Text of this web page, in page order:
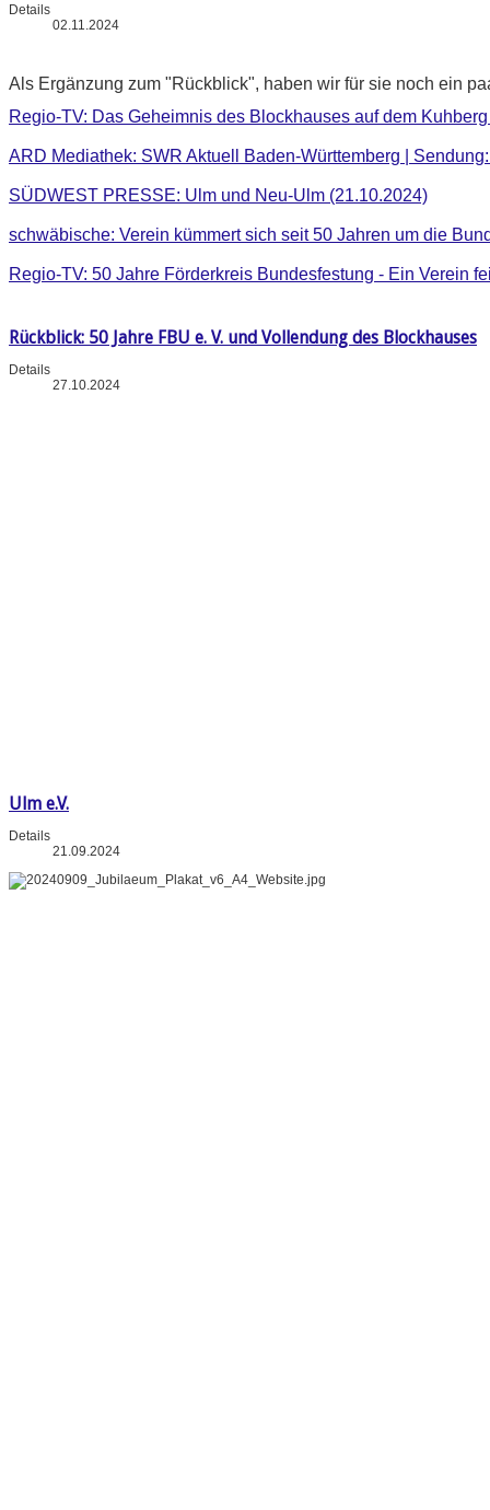
Details
02.11.2024
Als Ergänzung zum "Rückblick", haben wir für sie noch ein
Regio-TV: Das Geheimnis des Blockhauses auf dem Kuhberg
ARD Mediathek: SWR Aktuell Baden-Württemberg |
SÜDWEST PRESSE: Ulm und Neu-Ulm (21.10.2024)
schwäbische: Verein kümmert sich seit 50 Jahren um die
Regio-TV: 50 Jahre Förderkreis Bundesfestung - Ein Verein
Rückblick: 50 Jahre FBU e. V. und Vollendung des Blockhauses
Details
27.10.2024
Ulm e.V.
Details
21.09.2024